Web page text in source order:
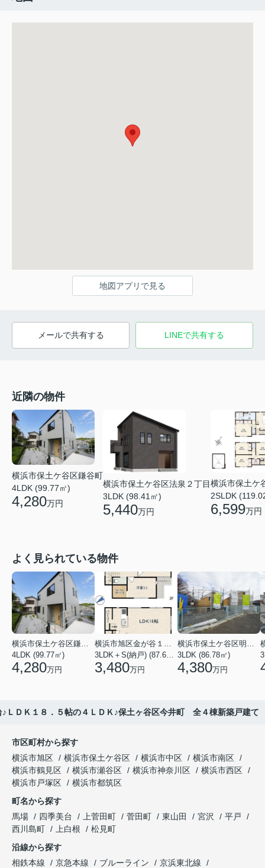
地図アプリで見る
メールで共有する LINEで共有する
近隣の物件
横浜市保土ケ谷区鎌谷町
4LDK (99.77㎡)
4,280万円
横浜市保土ケ谷区法泉２丁目
3LDK (98.41㎡)
5,440万円
横浜市保土ケ
2SLDK
6,599万円
よく見られている物件
4LDK (99.77㎡)
4,280万円 3,480万円
3LDK (86.78㎡)
4,380万円
ＬＤＫ１８．５帖の４ＬＤＫ♪保土ヶ谷区今井町 全４棟新築戸建て
市区町村から探す
横浜市旭区
横浜市保土ケ谷区 横浜市中区
横浜市南区
横浜市鶴見区
横浜市瀬谷区 横浜市神奈川区
横浜市西区
横浜市戸塚区
横浜市都筑区
町名から探す
馬場
四季美台 上菅田町 菅田町 東山田 宮沢
平戸
西川島町
上白根
松見町
沿線から探す
相鉄本線
京急本線 ブルーライン
京浜東北線